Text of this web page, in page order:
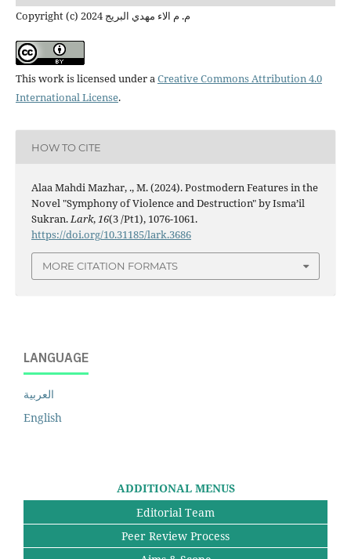
Copyright (c) 2024 م. م الاء مهدي البريج
This work is licensed under aCreative Commons Attribution 4.0
International License.
HOW TO CITE
Alaa Mahdi Mazhar, ., M. (2024). Postmodern Features in the
Novel "Symphony of Violence and Destruction" by Isma’il
Sukran.Lark,16(3 /Pt1), 1076-1061.
https://doi.org/10.31185/lark.3686
MORE CITATION FORMATS
LANGUAGE
العربية
English
ADDITIONAL MENUS
Editorial Team
Peer Review Process